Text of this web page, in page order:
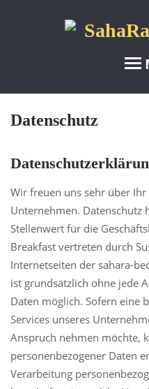
Bed & Breakfast SahaRa
Akazie
Safari
Zimmer zum Garten
Ferienwohnung
Unsere Preise
Gutscheine
Buchung
Datenschutz
Wir freuen uns sehr über
Unternehmen. Datenschutz
Stellenwert für die
Breakfast vertreten durch
Internetseiten der sahara-
ist grundsätzlich ohne jede
Daten möglich. Sofern eine
Services unseres
Anspruch nehmen möchte,
personenbezogener Daten
Verarbeitung